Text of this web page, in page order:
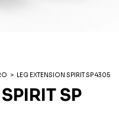
> LEG EXTENSION SPIRIT SP 4305
SP